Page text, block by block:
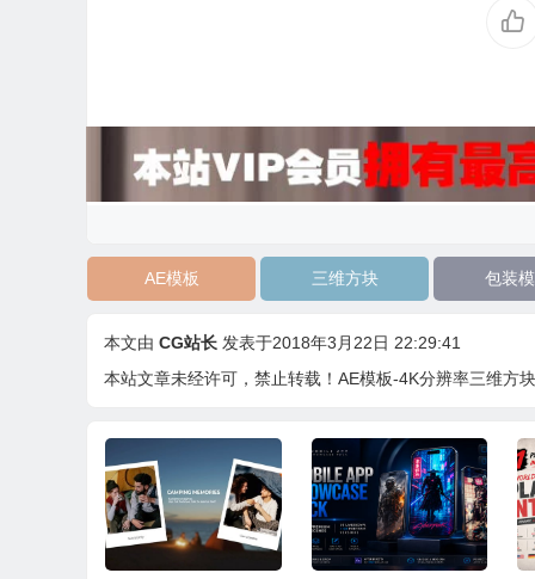
AE模板 三维方块 包装
本文由 CG站长 发表于2018年3月22日 22:29:41
本站文章未经许可，禁止转载！ AE模板-4K分辨率三维方